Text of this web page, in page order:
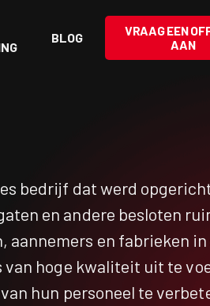
BLOG
VRAAG EEN
AAN
bedrijf dat werd
en andere besloten
aannemers en fabrieken
hoge kwaliteit uit te
hun personeel te